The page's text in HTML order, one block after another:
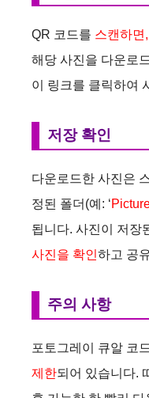
QR 코드를 스캔하면
해당 사진을 다운로
이 링크를 클릭하여
저장 확인
다운로드한 사진은
정된 폴더(예: ‘
됩니다. 사진이 저장
사진을 확인하고 공
주의 사항
포토그레이 큐알 코
제한되어 있습니다.